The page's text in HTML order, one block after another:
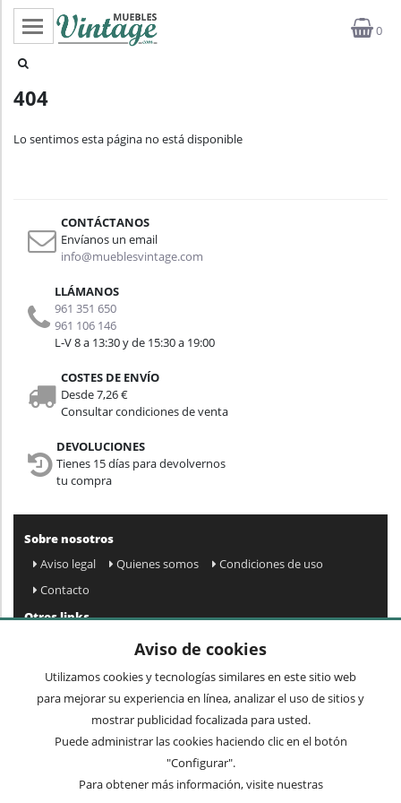
0
Top ventas
Outlet
Estilos
Profesionales
Contacto
404
Lo sentimos esta página no está disponible
CONTÁCTANOS
Envíanos un email
info@mueblesvintage.com
LLÁMANOS
961 351 650
961 106 146
L-V 8 a 13:30 y de 15:30 a 19:00
COSTES DE ENVÍO
Desde 7,26 €
Consultar condiciones de venta
DEVOLUCIONES
Tienes 15 días para devolvernos
tu compra
Sobre nosotros
Aviso legal
Quienes somos
Condiciones de uso
Contacto
Otros links
Preguntas frecuentes
Newsletter
Aceptoprivacidad
Aviso de cookies
Utilizamos cookies y tecnologías similares en este sitio web
para mejorar su experiencia en línea, analizar el uso de sitios y
mostrar publicidad focalizada para usted.
Puede administrar las cookies haciendo clic en el botón
"Configurar".
Para obtener más información, visite nuestras